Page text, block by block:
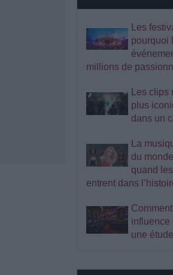
Les
pourquoi
millions de
Les
plus
dans un
La
du
quand
entrent dans
influence
une étude